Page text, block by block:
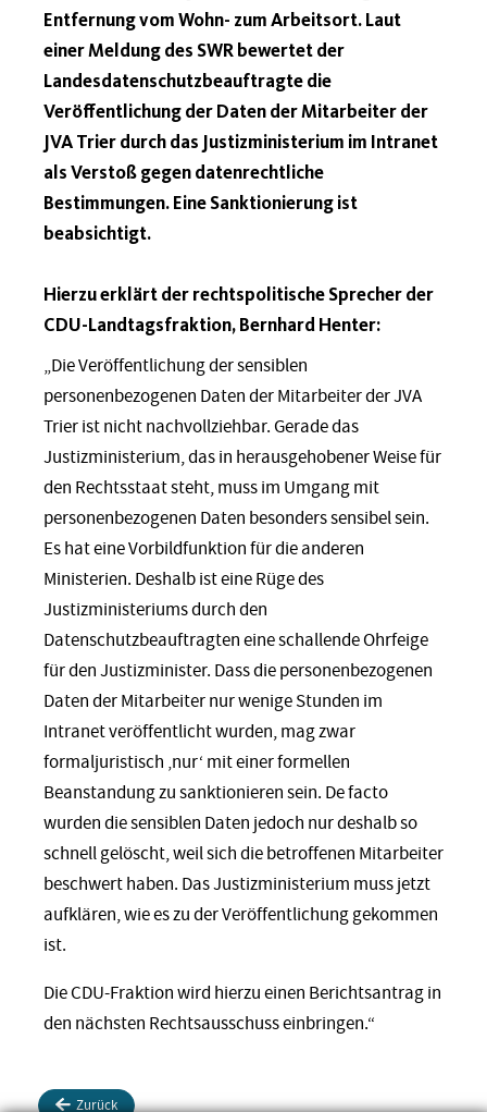
Entfernung vom Wohn- zum Arbeitsort. Laut
einer Meldung des SWR bewertet der
Landesdatenschutzbeauftragte die
Veröffentlichung der Daten der Mitarbeiter der
JVA Trier durch das Justizministerium im Intranet
als Verstoß gegen datenrechtliche
Bestimmungen. Eine Sanktionierung ist
beabsichtigt.
Hierzu erklärt der rechtspolitische Sprecher der
CDU-Landtagsfraktion, Bernhard Henter:
„Die Veröffentlichung der sensiblen
personenbezogenen Daten der Mitarbeiter der JVA
Trier ist nicht nachvollziehbar. Gerade das
Justizministerium, das in herausgehobener Weise für
den Rechtsstaat steht, muss im Umgang mit
personenbezogenen Daten besonders sensibel sein.
Es hat eine Vorbildfunktion für die anderen
Ministerien. Deshalb ist eine Rüge des
Justizministeriums durch den
Datenschutzbeauftragten eine schallende Ohrfeige
für den Justizminister. Dass die personenbezogenen
Daten der Mitarbeiter nur wenige Stunden im
Intranet veröffentlicht wurden, mag zwar
formaljuristisch ‚nur‘ mit einer formellen
Beanstandung zu sanktionieren sein. De facto
wurden die sensiblen Daten jedoch nur deshalb so
schnell gelöscht, weil sich die betroffenen Mitarbeiter
beschwert haben. Das Justizministerium muss jetzt
aufklären, wie es zu der Veröffentlichung gekommen
ist.
Die CDU-Fraktion wird hierzu einen Berichtsantrag in
den nächsten Rechtsausschuss einbringen.“
Zurück